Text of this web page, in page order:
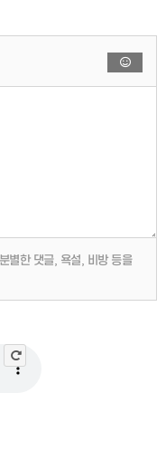
별한 댓글, 욕설, 비방 등을